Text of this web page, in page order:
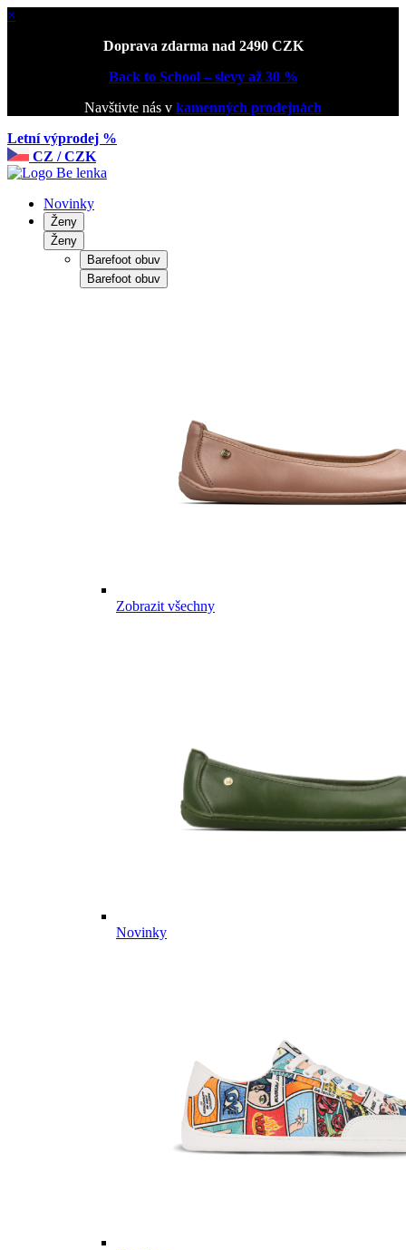
×
Doprava zdarma nad 2490 CZK
Back to School – slevy až 30 %
Navštivte nás v kamenných prodejnách
Letní výprodej %
CZ / CZK
Novinky
Ženy
Ženy
Barefoot obuv
Barefoot obuv
Zobrazit všechny
Novinky